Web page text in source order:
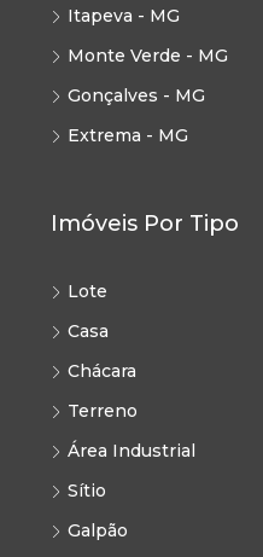
Itapeva - MG
Monte Verde - MG
Gonçalves - MG
Extrema - MG
Imóveis Por Tipo
Lote
Casa
Chácara
Terreno
Área Industrial
Sítio
Galpão